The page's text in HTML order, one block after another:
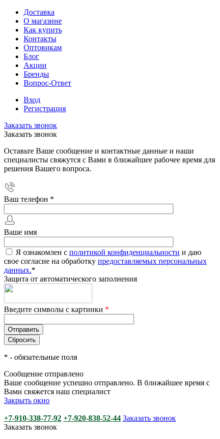
Доставка
О магазине
Как купить
Контакты
Оптовикам
Блог
Акции
Бренды
Вопрос-Ответ
Вход
Регистрация
Заказать звонок
Заказать звонок
Оставьте Ваше сообщение и контактные данные и наши
специалисты свяжутся с Вами в ближайшее рабочее время для
решения Вашего вопроса.
Ваш телефон *
Ваше имя
Я ознакомлен с политикой конфиденциальности и даю
свое согласие на обработку предоставляемых персональных
данных.*
Защита от автоматического заполнения
Введите символы с картинки *
* - обязательные поля
Сообщение отправлено
Ваше сообщение успешно отправлено. В ближайшее время с
Вами свяжется наш специалист
Закрыть окно
+7-910-338-77-92 +7-920-838-52-44 Заказать звонок
Заказать звонок